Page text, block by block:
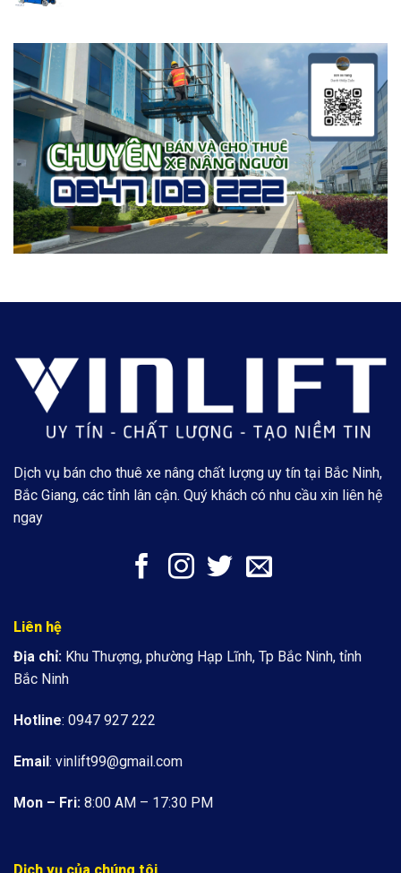
Dịch vụ bán cho thuê xe nâng chất lượng uy tín tại Bắc Ninh,
Bắc Giang, các tỉnh lân cận. Quý khách có nhu cầu xin liên hệ
ngay
Liên hệ
Địa chỉ: Khu Thượng, phường Hạp Lĩnh, Tp Bắc Ninh, tỉnh
Bắc Ninh
Hotline: 0947 927 222
Email: vinlift99@gmail.com
Mon – Fri: 8:00 AM – 17:30 PM